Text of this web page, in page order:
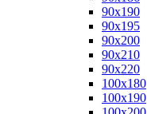
90x190
90x195
90x200
90x210
90x220
100x180
100x190